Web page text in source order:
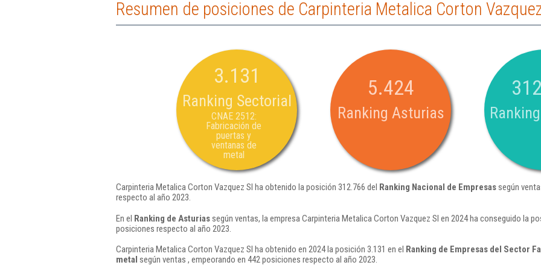
Resumen de posiciones de Carpinteria Metalica Corton
3.131
Ranking Sectorial
CNAE 2512:
Fabricación de
puertas y
ventanas de
metal
5.424
Ranking Asturias
Carpinteria Metalica Corton Vazquez Sl ha obtenido la posición 312.766 del Ranking Nacional de Empresassegún
respecto al año 2023.
En el Ranking de Asturiassegún ventas, la empresa Carpinteria Metalica Corton Vazquez Sl en 2024 ha conseguido la
posiciones respecto al año 2023.
Carpinteria Metalica Corton Vazquez Sl ha obtenido en 2024 la posición 3.131 en el Ranking de Empresas del Sector
metal según ventas , empeorando en 442 posiciones respecto al año 2023.